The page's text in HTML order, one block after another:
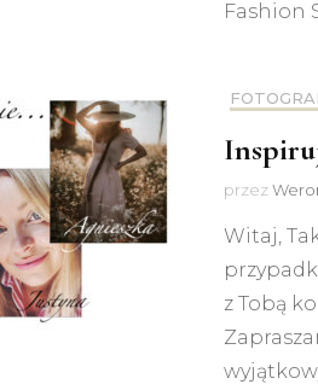
Fashion
przez
Witaj,
z Tobą